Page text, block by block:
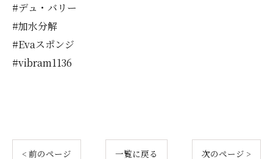
#デュ・バリー
#加水分解
#Evaスポンジ
#vibram1136
< 前のページ 一覧に戻る 次のページ >